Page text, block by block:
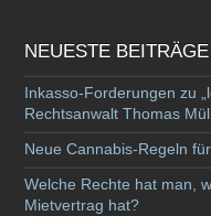
NEUESTE BEITRÄGE
Inkasso-Forderungen zu
Rechtsanwalt Thomas
Neue Cannabis-Regeln
Welche Rechte hat man,
Mietvertrag hat?